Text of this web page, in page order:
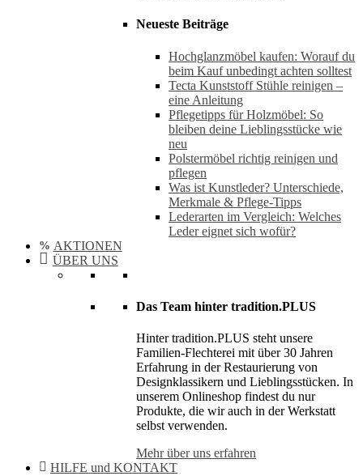
Neueste Beiträge
Hochglanzmöbel kaufen: Worauf du
beim Kauf unbedingt achten solltest
Tecta Kunststoff Stühle reinigen –
eine Anleitung
Pflegetipps für Holzmöbel: So
bleiben deine Lieblingsstücke wie
neu​
Polstermöbel richtig reinigen und
pflegen
Was ist Kunstleder? Unterschiede,
Merkmale & Pflege-Tipps
Lederarten im Vergleich: Welches
Leder eignet sich wofür?
AKTIONEN
ÜBER UNS
Das Team hinter tradition.PLUS
Hinter tradition.PLUS steht unsere
Familien-Flechterei mit über 30 Jahren
Erfahrung in der Restaurierung von
Designklassikern und Lieblingsstücken. In
unserem Onlineshop findest du nur
Produkte, die wir auch in der Werkstatt
selbst verwenden.
Mehr über uns erfahren
HILFE und KONTAKT